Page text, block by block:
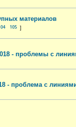
материалов
105
- проблемы с
- проблема с